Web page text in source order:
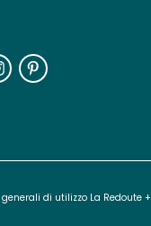
di utilizzo La Redoute +